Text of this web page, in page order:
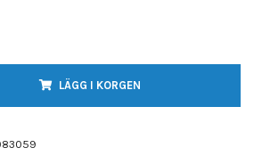
LÄGG I KORGEN